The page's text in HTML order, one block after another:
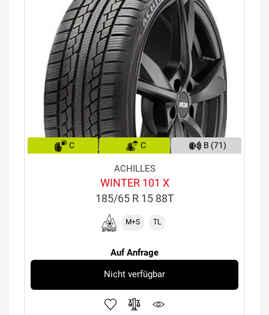
C C B (71)
ACHILLES
WINTER 101 X
185/65 R 15 88T
M+S TL
Auf Anfrage
Nicht verfügbar